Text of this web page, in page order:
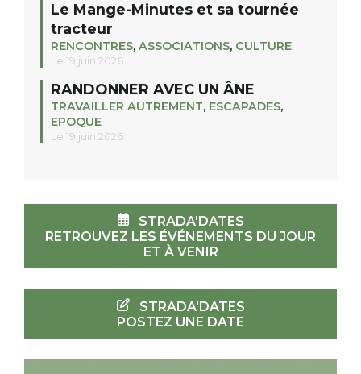
Le Mange-Minutes et sa tournée
tracteur
RENCONTRES, ASSOCIATIONS, CULTURE
Le 19 juin 2026
RANDONNER AVEC UN ÂNE
TRAVAILLER AUTREMENT, ESCAPADES,
EPOQUE
Le 19 juin 2026
STRADA'DATES
RETROUVEZ LES ÉVÉNEMENTS DU JOUR
ET À VENIR
STRADA'DATES
POSTEZ UNE DATE